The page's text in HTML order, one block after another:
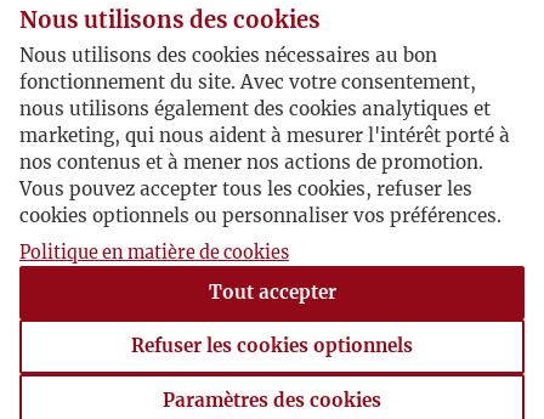
Ukłony dla wszystkich serdeczne pozdrowienia dla
Słonia
ściskam dłoń
J
PS. Z warjatów tylko Kasia i Zy... pakowali się?
Prośby Twoje są absolutnie niewykonalne – lokal
rozkradli częściwo swoi częściowo .... – wszelkie
wydawnictwa sa zakazane. Brzozową opiekuje się
matka – kogoś tam ma ulokować.
Nous utilisons des cookies
Nous utilisons des cookies nécessaires au bon
fonctionnement du site. Avec votre consentement,
nous utilisons également des cookies analytiques et
marketing, qui nous aident à mesurer l'intérêt porté à
nos contenus et à mener nos actions de promotion.
Vous pouvez accepter tous les cookies, refuser les
cookies optionnels ou personnaliser vos préférences.
Politique en matière de cookies
Tout accepter
Refuser les cookies optionnels
Paramètres des cookies